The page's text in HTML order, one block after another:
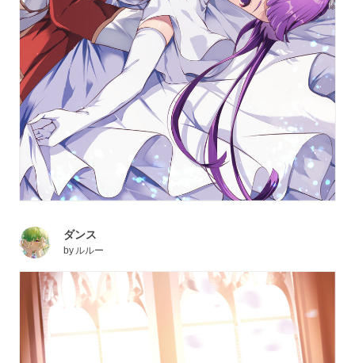
ダンス
by ルルー